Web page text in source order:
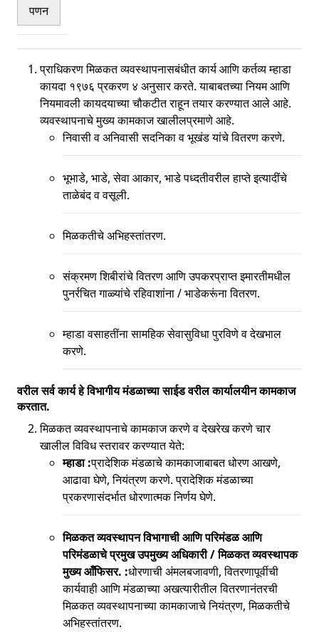
पणन
प्राधिकरण मिळकत व्यवस्थापनासबंधीत कार्य आणि कर्तव्य म्हाडा
कायदा १९७६ प्रकरण ४ अनुसार करते. याबाबतच्या नियम आणि
नियमावली कायदयाच्या चौकटीत राहून तयार करण्यात आले आहे.
व्यवस्थापनाचे मुख्य कामकाज खालीलप्रमाणे आहे.
निवासी व अनिवासी सदनिका व भूखंड यांचे वितरण करणे.
भूभाडे, भाडे, सेवा आकार, भाडे पध्दतीवरील हाप्ते इत्यादींचे
ताळेबंद व वसूली.
मिळकतीचे अभिहस्तांतरण.
संक्रमण शिबीरांचे वितरण आणि उपकरप्राप्त इमारतीमधील
पुनर्रचित गाळ्यांचे रहिवाशांना / भाडेकरूंना वितरण.
म्हाडा वसाहतींना सामहिक सेवासुविधा पुरविणे व देखभाल
करणे.
वरील सर्व कार्य हे विभागीय मंडळाच्या साईड वरील कार्यालयीन कामकाज
करतात.
मिळकत व्यवस्थापनाचे कामकाज करणे व देखरेख करणे चार
खालील विविध स्तरावर करण्यात येते:
म्हाडा :प्रादेशिक मंडळाचे कामकाजाबाबत धोरण आखणे,
आढावा घेणे, नियंत्रण करणे. प्रादेशिक मंडळाच्या
प्रकरणासंदर्भात धोरणात्मक निर्णय घेणे.
मिळकत व्यवस्थापन विभागाची आणि परिमंडळ आणि
परिमंडळाचे प्रमुख उपमुख्य अधिकारी / मिळकत व्यवस्थापक
मुख्य आँफिसर. :धोरणाची अंमलबजावणी, वितरणापूर्वीची
कार्यवाही आणि मंडळाच्या अखत्यारीतील वितरणानंतरची
मिळकत व्यवस्थापनाच्या कामकाजाचे नियंत्रण, मिळकतीचे
अभिहस्तांतरण.